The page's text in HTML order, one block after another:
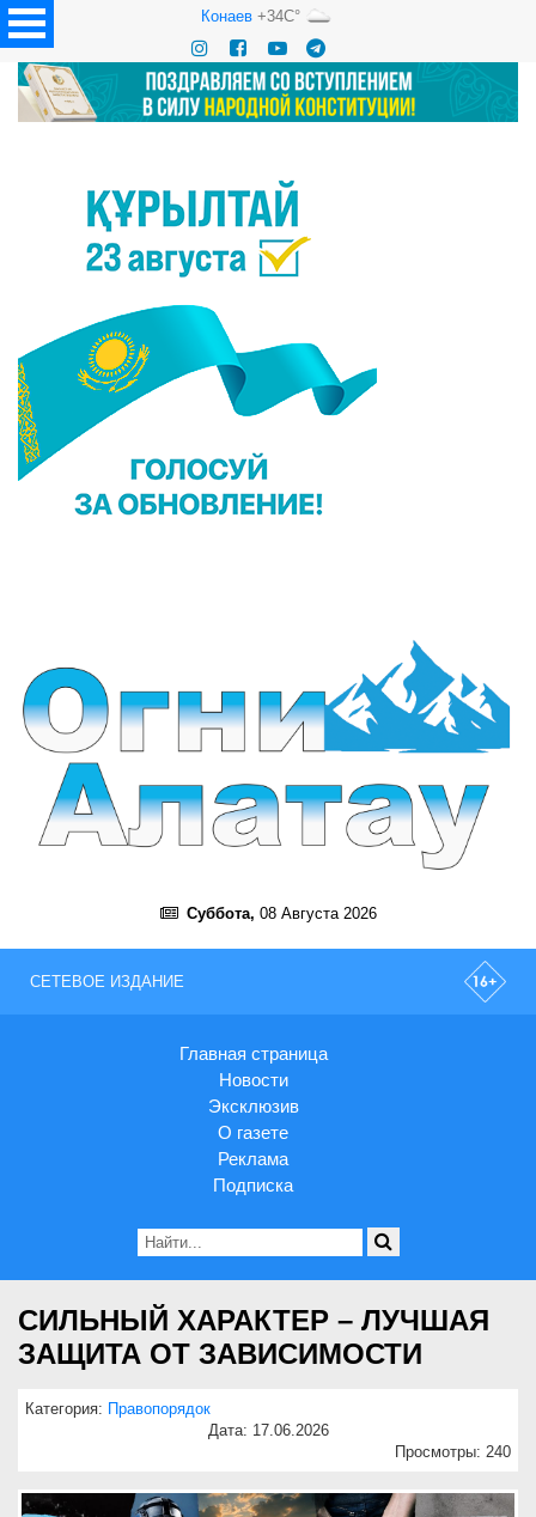
Конаев+34C°
Суббота, 08 Августа 2026
СЕТЕВОЕ ИЗДАНИЕ
Главная страница
Новости
Эксклюзив
О газете
Реклама
Подписка
СИЛЬНЫЙ ХАРАКТЕР – ЛУЧШАЯ
ЗАЩИТА ОТ ЗАВИСИМОСТИ
Категория: Правопорядок
Дата: 17.06.2026
Просмотры: 240